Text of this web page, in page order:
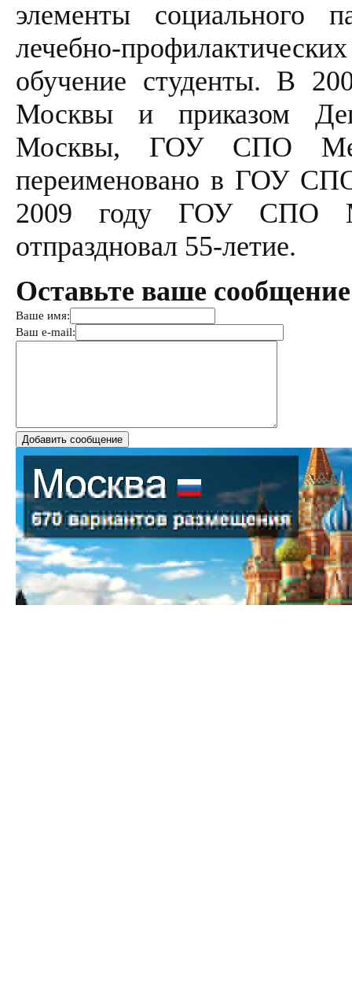
элементы социального
лечебно-
обучение студенты. В
Москвы и приказом
Москвы, ГОУ СПО
переименовано в ГОУ
2009 году ГОУ СПО
отпраздновал 55-летие.
Оставьте ваше
Ваше имя:
Ваш e-mail: